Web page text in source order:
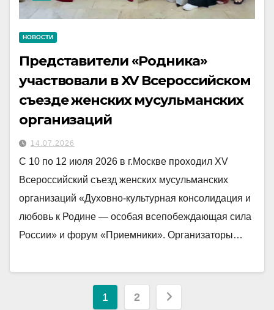
НОВОСТИ
Представители «Родника»
участвовали в XV Всероссийском
съезде женских мусульманских
организаций
14.07.2026
С 10 по 12 июля 2026 в г.Москве проходил XV
Всероссийский съезд женских мусульманских
организаций «Духовно-культурная консолидация и
любовь к Родине — особая всепобеждающая сила
России» и форум «Приемники». Организаторы…
Пагинация
1 2